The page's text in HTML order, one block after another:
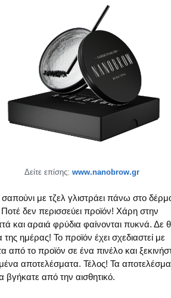
Δείτε επίσης: www.nanobrow.gr
με τζελ γλιστράει πάνω στο
δεν περισσεύει προϊόν! Χάρη στην
και αραιά φρύδια φαίνονται πυκνά. Δε
ημέρας! Το προϊόν έχει σχεδιαστεί με
από το προϊόν σε ένα πινέλο και
αποτελέσματα. Τέλος! Τα
από την αισθητικό.